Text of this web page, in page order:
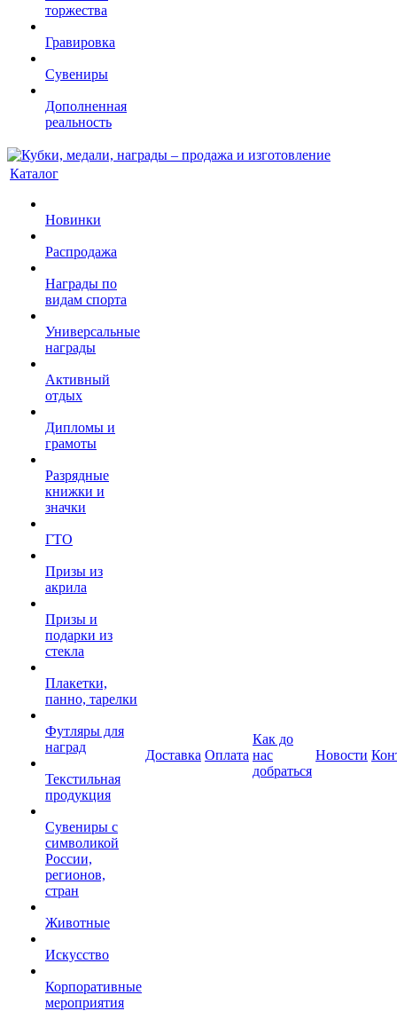
торжества
Гравировка
Сувениры
Дополненная
реальность
Каталог
Новинки
Распродажа
Награды по
видам спорта
Универсальные
награды
Активный
отдых
Дипломы и
грамоты
Разрядные
книжки и
значки
ГТО
Призы из
акрила
Призы и
подарки из
стекла
Плакетки,
панно, тарелки
Футляры для
наград
Текстильная
продукция
Сувениры с
символикой
России,
регионов,
стран
Животные
Искусство
Корпоративные
мероприятия
Доставка Оплата
Как до
нас
добраться
Новости